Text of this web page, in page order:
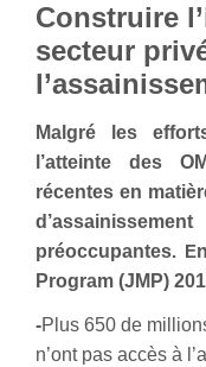
Construire
secteur
Malgré les
l’atteinte des
récentes en
préoccupantes. E
Program (JMP)
-Plus 650 de
n’ont pas accès à